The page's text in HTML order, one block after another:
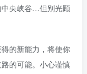
中央峡谷…但别光顾
的新能力，将使你
的可能。小心谨慎